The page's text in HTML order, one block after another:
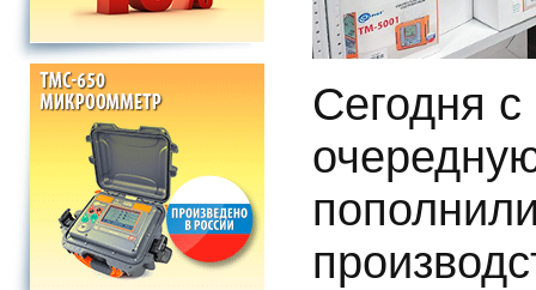
Сегодня с